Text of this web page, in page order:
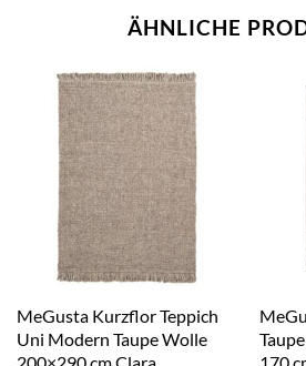
ÄHNLICHE
MeGusta Kurzflor Teppich
Uni Modern Taupe Wolle